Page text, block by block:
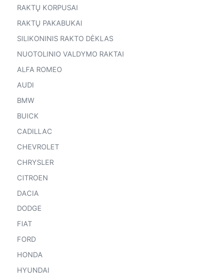
RAKTŲ KORPUSAI
RAKTŲ PAKABUKAI
SILIKONINIS RAKTO DĖKLAS
NUOTOLINIO VALDYMO RAKTAI
ALFA ROMEO
AUDI
BMW
BUICK
CADILLAC
CHEVROLET
CHRYSLER
CITROEN
DACIA
DODGE
FIAT
FORD
HONDA
HYUNDAI